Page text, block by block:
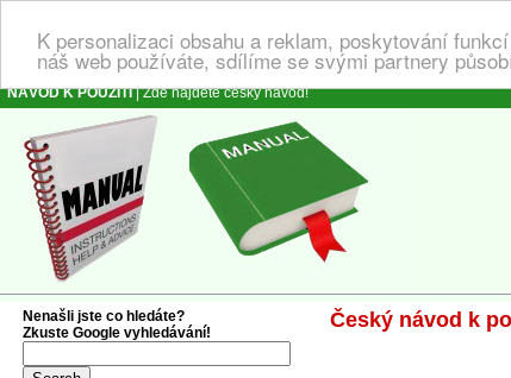
K personalizaci obsahu a reklam, poskytování
náš web používáte, sdílíme se svými partnery
NÁVOD K POUŽITÍ| Zde najdete český návod!
Český návod k
Nenašli jste co hledáte?
Zkuste Google vyhledávání!